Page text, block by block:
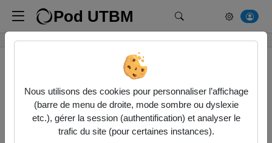
Pod UTBM Rechercher un
Accueil Vidéos
4 vidéos trouvées
Nous utilisons des cookies pour personnaliser l’affichage
(barre de menu de droite, mode sombre ou dyslexie
etc.), gérer la session (authentification) et analyser le
trafic du site (pour certaines instances).